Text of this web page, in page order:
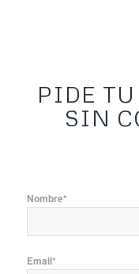
PIDE TU
SIN
Nombre*
Email*